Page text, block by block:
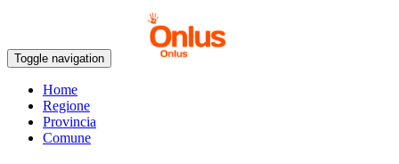
Toggle navigation
Home
Regione
Provincia
Comune